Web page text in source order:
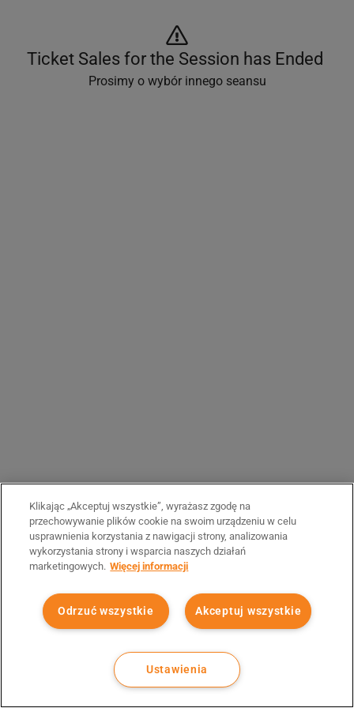
Ticket Sales for the Session has Ended
Prosimy o wybór innego seansu
Klikając „Akceptuj wszystkie”, wyrażasz zgodę na
przechowywanie plików cookie na swoim urządzeniu w celu
usprawnienia korzystania z nawigacji strony, analizowania
wykorzystania strony i wsparcia naszych działań
marketingowych. Więcej informacji
Akceptuj wszystkie
Odrzuć wszystkie
Ustawienia